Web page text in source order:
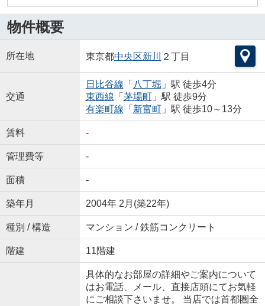
物件概要
所在地 東京都中央区新川 ２丁目
交通
日比谷線 「 八丁堀 」駅 徒歩4分
東西線 「 茅場町」駅 徒歩9分
有楽町線 「 新富町」駅 徒歩10～13分
賃料 -
管理費等 -
面積 -
築年月 2004年 2月(築22年)
種別 / 構造 マンション / 鉄筋コンクリート
階建 11階建
具体的なお部屋の詳細やご案内について
はお電話、メール、直接店頭にてお気軽
にご相談下さいませ。 当店では首都圏全